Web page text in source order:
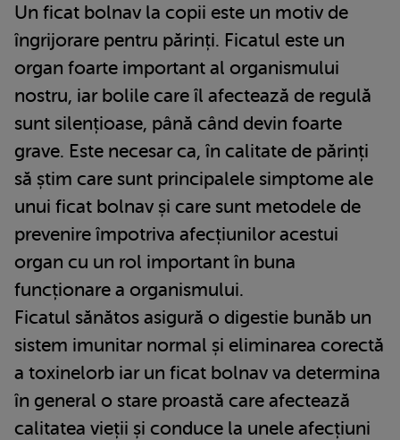
Un ficat bolnav la copii este un motiv de
îngrijorare pentru părinți. Ficatul este un
organ foarte important al organismului
nostru, iar bolile care îl afectează de regulă
sunt silențioase, până când devin foarte
grave. Este necesar ca, în calitate de părinți
să știm care sunt principalele simptome ale
unui ficat bolnav și care sunt metodele de
prevenire împotriva afecțiunilor acestui
organ cu un rol important în buna
funcționare a organismului.
Ficatul sănătos asigură o digestie bunăb un
sistem imunitar normal și eliminarea corectă
a toxinelorb iar un ficat bolnav va determina
în general o stare proastă care afectează
calitatea vieții și conduce la unele afecțiuni